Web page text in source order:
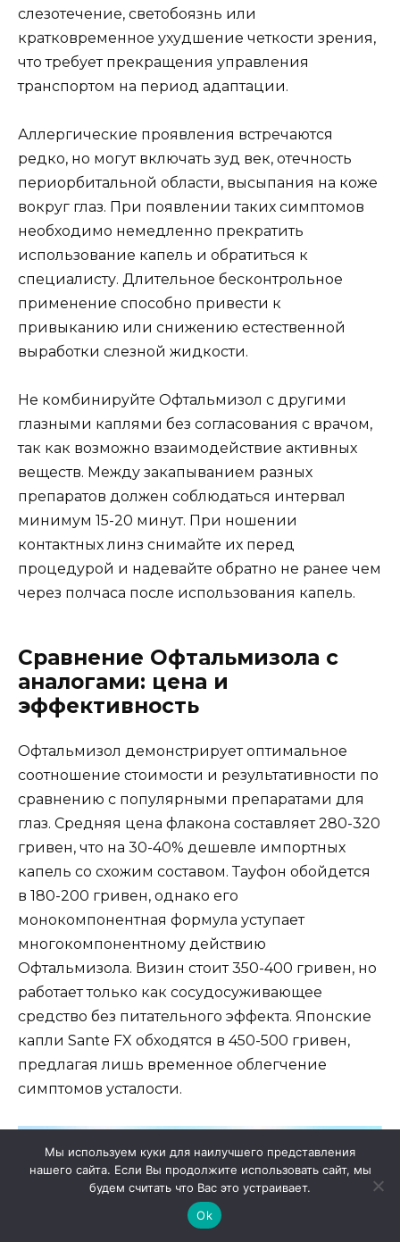
слезотечение, светобоязнь или
кратковременное ухудшение четкости зрения,
что требует прекращения управления
транспортом на период адаптации.
Аллергические проявления встречаются
редко, но могут включать зуд век, отечность
периорбитальной области, высыпания на коже
вокруг глаз. При появлении таких симптомов
необходимо немедленно прекратить
использование капель и обратиться к
специалисту. Длительное бесконтрольное
применение способно привести к
привыканию или снижению естественной
выработки слезной жидкости.
Не комбинируйте Офтальмизол с другими
глазными каплями без согласования с врачом,
так как возможно взаимодействие активных
веществ. Между закапыванием разных
препаратов должен соблюдаться интервал
минимум 15-20 минут. При ношении
контактных линз снимайте их перед
процедурой и надевайте обратно не ранее чем
через полчаса после использования капель.
Сравнение Офтальмизола с
аналогами: цена и
эффективность
Офтальмизол демонстрирует оптимальное
соотношение стоимости и результативности по
сравнению с популярными препаратами для
глаз. Средняя цена флакона составляет 280-320
гривен, что на 30-40% дешевле импортных
капель со схожим составом. Тауфон обойдется
в 180-200 гривен, однако его
монокомпонентная формула уступает
многокомпонентному действию
Офтальмизола. Визин стоит 350-400 гривен, но
работает только как сосудосуживающее
средство без питательного эффекта. Японские
капли Sante FX обходятся в 450-500 гривен,
предлагая лишь временное облегчение
симптомов усталости.
Мы используем куки для наилучшего представления
нашего сайта. Если Вы продолжите использовать сайт, мы
будем считать что Вас это устраивает.
Ok